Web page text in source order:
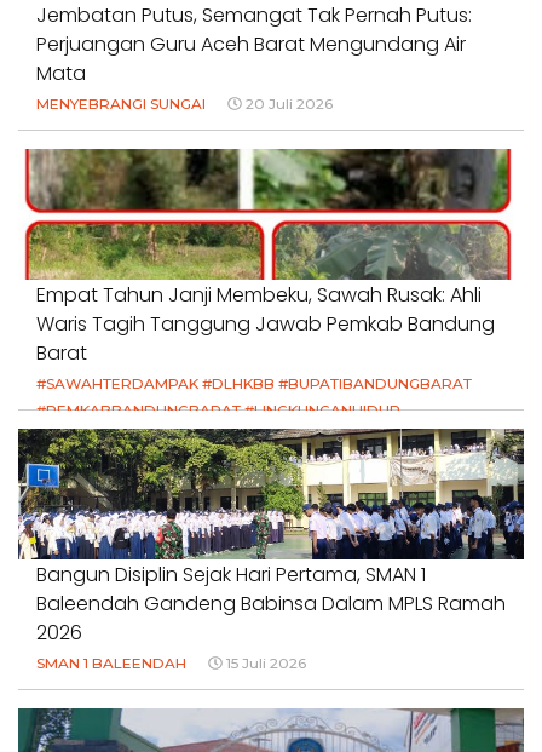
Jembatan Putus, Semangat Tak Pernah Putus:
Perjuangan Guru Aceh Barat Mengundang Air
Mata
MENYEBRANGI SUNGAI 20 Juli 2026
Empat Tahun Janji Membeku, Sawah Rusak: Ahli
Waris Tagih Tanggung Jawab Pemkab Bandung
Barat
#SAWAHTERDAMPAK #DLHKBB #BUPATIBANDUNGBARAT
#PEMKABBANDUNGBARAT #LINGKUNGANHIDUP
#HAKPETANI #KEADILANUNTUKPETANI
#NORMALISASISALURAN #IRIGASIRUSAK
#DUGAANPENCEMARAN #AKUNTABILITASPEMERINTAH
18 Juli 2026
Bangun Disiplin Sejak Hari Pertama, SMAN 1
Baleendah Gandeng Babinsa Dalam MPLS Ramah
2026
SMAN 1 BALEENDAH 15 Juli 2026